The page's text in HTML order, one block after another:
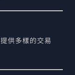
供多樣的交易